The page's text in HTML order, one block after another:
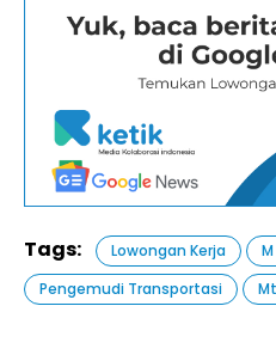
Tags: Lowongan Kerja
Pengemudi Transportasi